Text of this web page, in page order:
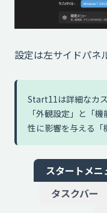
設定は左サイドパネ
Start11は詳細なカ
「外観設定」と「
性に影響を与える「
スタートメニ
タスクバー